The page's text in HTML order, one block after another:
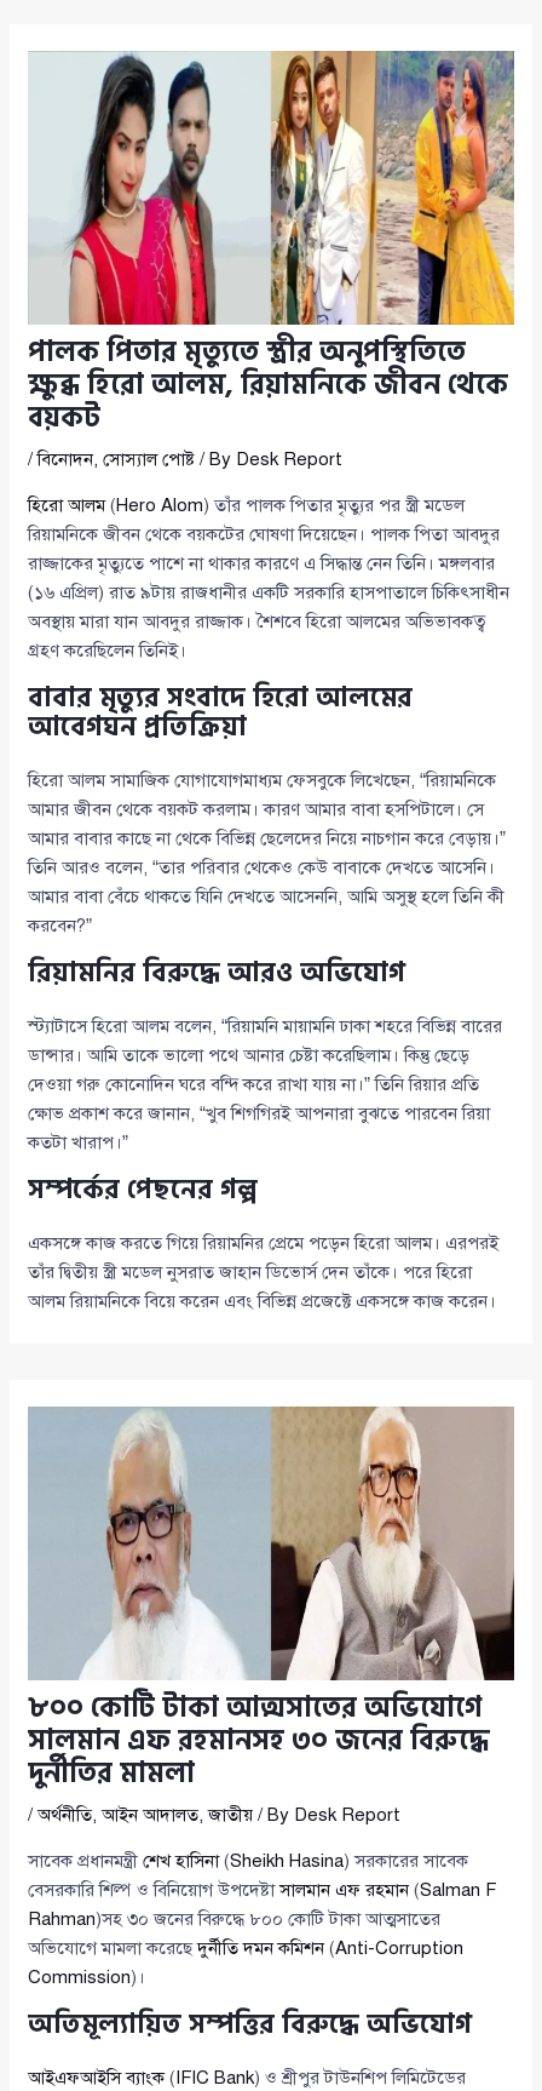
পালক পিতার মৃত্যুতে স্ত্রীর অনুপস্থিতিতে
ক্ষুব্ধ হিরো আলম, রিয়ামনিকে জীবন থেকে
বয়কট
/বিনোদন,সোস্যাল পোষ্ট / By Desk Report
হিরো আলম(Hero Alom) তাঁর পালক পিতার মৃত্যুর পর স্ত্রী মডেল
রিয়ামনিকে জীবন থেকে বয়কটের ঘোষণা দিয়েছেন। পালক পিতা আবদুর
রাজ্জাকের মৃত্যুতে পাশে না থাকার কারণে এ সিদ্ধান্ত নেন তিনি। মঙ্গলবার
(১৬ এপ্রিল) রাত ৯টায় রাজধানীর একটি সরকারি হাসপাতালে চিকিৎসাধীন
অবস্থায় মারা যান আবদুর রাজ্জাক। শৈশবে হিরো আলমের অভিভাবকত্ব
গ্রহণ করেছিলেন তিনিই।
বাবার মৃত্যুর সংবাদে হিরো আলমের
আবেগঘন প্রতিক্রিয়া
হিরো আলম সামাজিক যোগাযোগমাধ্যম ফেসবুকে লিখেছেন, “রিয়ামনিকে
আমার জীবন থেকে বয়কট করলাম। কারণ আমার বাবা হসপিটালে। সে
আমার বাবার কাছে না থেকে বিভিন্ন ছেলেদের নিয়ে নাচগান করে বেড়ায়।”
তিনি আরও বলেন, “তার পরিবার থেকেও কেউ বাবাকে দেখতে আসেনি।
আমার বাবা বেঁচে থাকতে যিনি দেখতে আসেননি, আমি অসুস্থ হলে তিনি কী
করবেন?”
রিয়ামনির বিরুদ্ধে আরও অভিযোগ
স্ট্যাটাসে হিরো আলম বলেন, “রিয়ামনি মায়ামনি ঢাকা শহরে বিভিন্ন বারের
ডান্সার। আমি তাকে ভালো পথে আনার চেষ্টা করেছিলাম। কিন্তু ছেড়ে
দেওয়া গরু কোনোদিন ঘরে বন্দি করে রাখা যায় না।” তিনি রিয়ার প্রতি
ক্ষোভ প্রকাশ করে জানান, “খুব শিগগিরই আপনারা বুঝতে পারবেন রিয়া
কতটা খারাপ।”
সম্পর্কের পেছনের গল্প
একসঙ্গে কাজ করতে গিয়ে রিয়ামনির প্রেমে পড়েন হিরো আলম। এরপরই
তাঁর দ্বিতীয় স্ত্রী মডেল নুসরাত জাহান ডিভোর্স দেন তাঁকে। পরে হিরো
আলম রিয়ামনিকে বিয়ে করেন এবং বিভিন্ন প্রজেক্টে একসঙ্গে কাজ করেন।
৮০০ কোটি টাকা আত্মসাতের অভিযোগে
সালমান এফ রহমানসহ ৩০ জনের বিরুদ্ধে
দুর্নীতির মামলা
/অর্থনীতি,আইন আদালত,জাতীয় / By Desk Report
সাবেক প্রধানমন্ত্রীশেখ হাসিনা(Sheikh Hasina) সরকারের সাবেক
বেসরকারি শিল্প ও বিনিয়োগ উপদেষ্টাসালমান এফ রহমান(Salman F
Rahman)সহ ৩০ জনের বিরুদ্ধে ৮০০ কোটি টাকা আত্মসাতের
অভিযোগে মামলা করেছেদুর্নীতি দমন কমিশন(Anti-Corruption
Commission)।
অতিমূল্যায়িত সম্পত্তির বিরুদ্ধে অভিযোগ
আইএফআইসি ব্যাংক(IFIC Bank) ও শ্রীপুর টাউনশিপ লিমিটেডের